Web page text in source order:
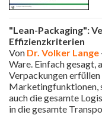
"Lean-Packaging":
Effizienzkriterien
Von Dr. Volker Lange
Ware. Einfach gesagt,
Verpackungen
Marketingfunktionen,
auch die gesamte
in die gesamte